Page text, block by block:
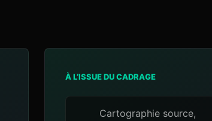
À L’ISSUE DU CADRAGE
Cartographie source,